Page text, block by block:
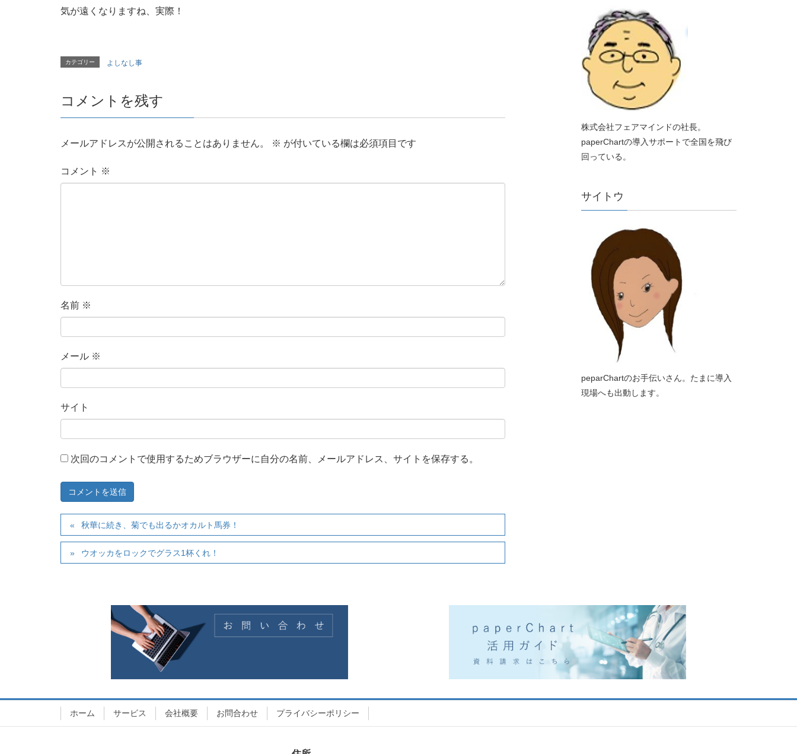
気が遠くなりますね、実際！
カテゴリー よしなし事
コメントを残す
メールアドレスが公開されることはありません。 ※ が付いている欄は必須項目です
コメント ※
名前 ※
メール ※
サイト
次回のコメントで使用するためブラウザーに自分の名前、メールアドレス、サイトを保存する。
秋華に続き、菊でも出るかオカルト馬券！
ウオッカをロックでグラス1杯くれ！
株式会社フェアマインドの社長。
paperChartの導入サポートで全国を飛び
回っている。
サイトウ
peparChartのお手伝いさん。たまに導入
現場へも出動します。
ホーム サービス 会社概要 お問合わせ プライバシーポリシー